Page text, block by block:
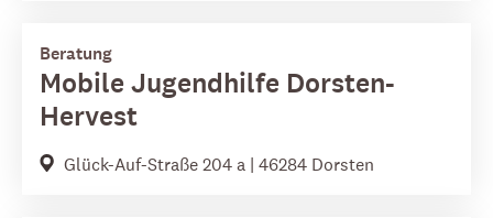
Beratung
Mobile Jugendhilfe Dorsten-
Hervest
Glück-Auf-Straße 204 a | 46284 Dorsten